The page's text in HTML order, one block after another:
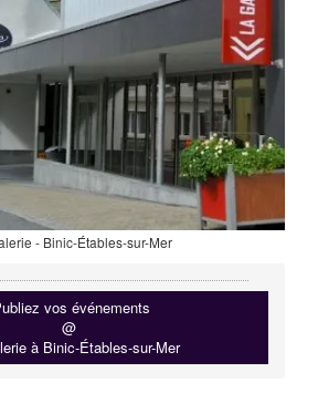
- Binic-Étables-sur-Mer
vos événements
@
à Binic-Étables-sur-Mer